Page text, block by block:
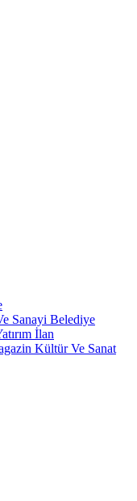
Sanayi Belediye
İlan
Kültür Ve Sanat